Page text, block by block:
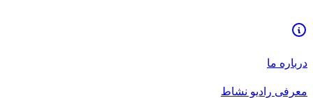
درباره ما
معرفی رادیو نشاط